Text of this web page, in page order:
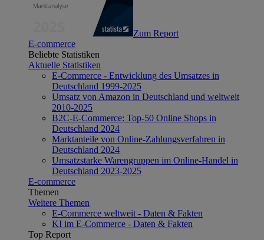
Zum Report
E-commerce
Beliebte Statistiken
Aktuelle Statistiken
E-Commerce - Entwicklung des Umsatzes in
Deutschland 1999-2025
Umsatz von Amazon in Deutschland und weltweit
2010-2025
B2C-E-Commerce: Top-50 Online Shops in
Deutschland 2024
Marktanteile von Online-Zahlungsverfahren in
Deutschland 2024
Umsatzstarke Warengruppen im Online-Handel in
Deutschland 2023-2025
E-commerce
Themen
Weitere Themen
E-Commerce weltweit - Daten & Fakten
KI im E-Commerce - Daten & Fakten
Top Report